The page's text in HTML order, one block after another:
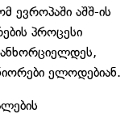
ევროპაში აშშ-ის
პროცესი
ელოდებიან.